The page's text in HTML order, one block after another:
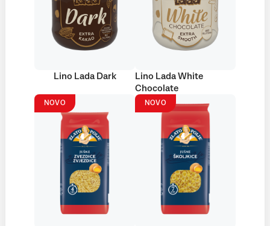
Lino Lada Dark
Lino Lada White
Chocolate
NOVO NOVO